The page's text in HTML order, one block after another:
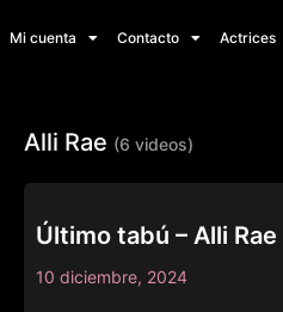
Mi cuenta Contacto Actrices
Alli Rae (6 videos)
Último tabú – Alli Rae
10 diciembre, 2024